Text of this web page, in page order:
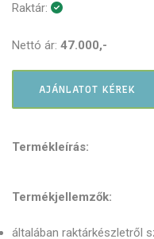
Raktár:
Nettó ár: 47.000,-
AJÁNLATOT KÉREK
Termékleírás:
Termékjellemzők:
általában raktárkészletről